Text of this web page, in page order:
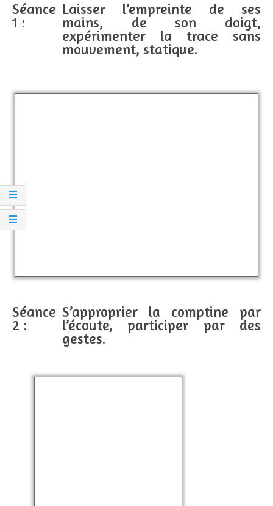
Séance
1 :
Laisser l’empreinte de ses
mains, de son doigt,
expérimenter la trace sans
mouvement, statique.
Séance
2 :
S’approprier la comptine par
l’écoute, participer par des
gestes.